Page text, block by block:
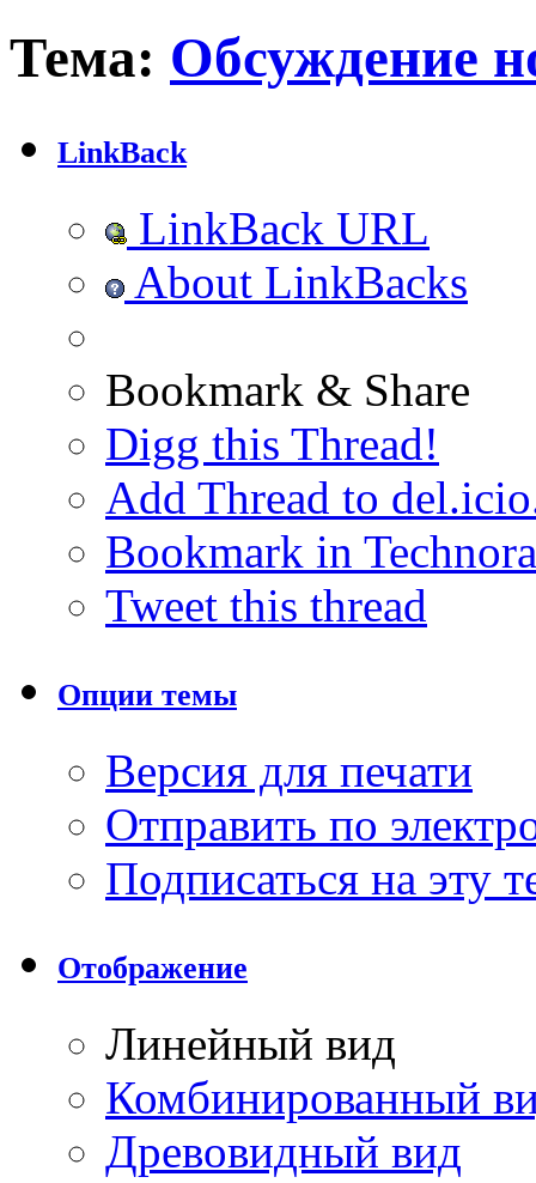
Тема: Обсуждение
LinkBack
LinkBack URL
About LinkBacks
Bookmark & Share
Digg this Thread!
Add Thread to
Bookmark in
Tweet this thread
Опции темы
Версия для печати
Отправить по
Подписаться на эту
Отображение
Линейный вид
Комбинированный
Древовидный вид